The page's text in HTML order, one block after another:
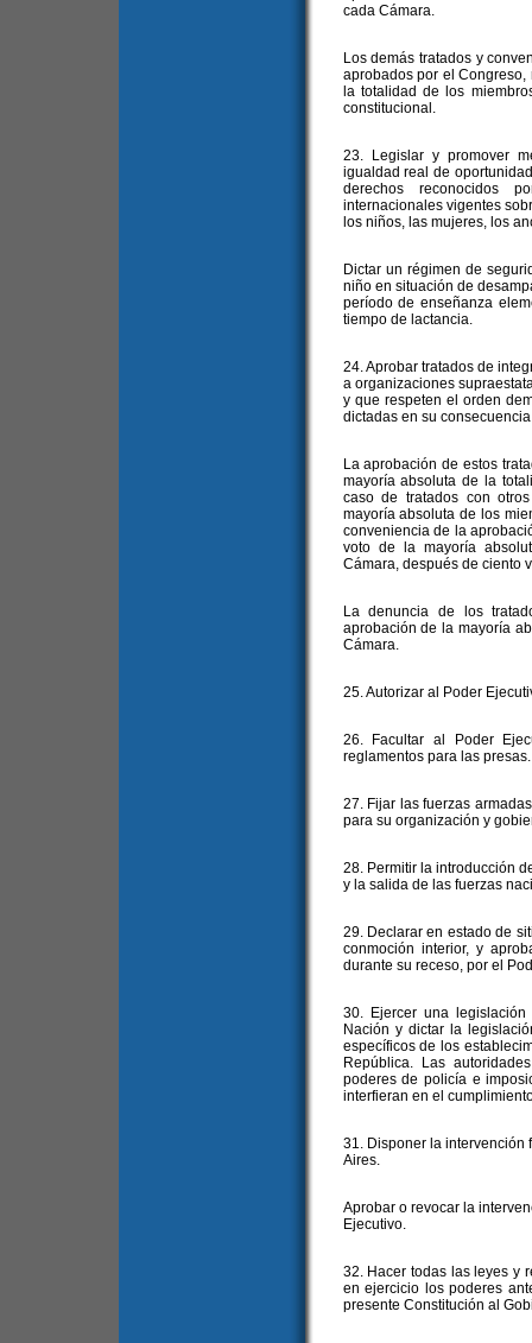
cada Cámara.
Los demás tratados y
aprobados por el
la totalidad de los
constitucional.
23. Legislar y promover
igualdad real de
derechos reconocidos
internacionales vigentes
los niños, las mujeres, los
Dictar un régimen de
niño en situación de
período de enseñanza
tiempo de lactancia.
24. Aprobar tratados de
a organizaciones
y que respeten el orden
dictadas en su
La aprobación de estos
mayoría absoluta de la
caso de tratados con
mayoría absoluta de los
conveniencia de la
voto de la mayoría
Cámara, después de ciento
La denuncia de los
aprobación de la mayoría
Cámara.
25. Autorizar al Poder
26. Facultar al Poder
reglamentos para las presas.
27. Fijar las fuerzas
para su organización y
28. Permitir la introducción
y la salida de las fuerzas
29. Declarar en estado de
conmoción interior, y
durante su receso, por el
30. Ejercer una
Nación y dictar la
específicos de los
República. Las
poderes de policía e
interfieran en el
31. Disponer la intervención
Aires.
Aprobar o revocar la
Ejecutivo.
32. Hacer todas las leyes y
en ejercicio los poderes
presente Constitución al